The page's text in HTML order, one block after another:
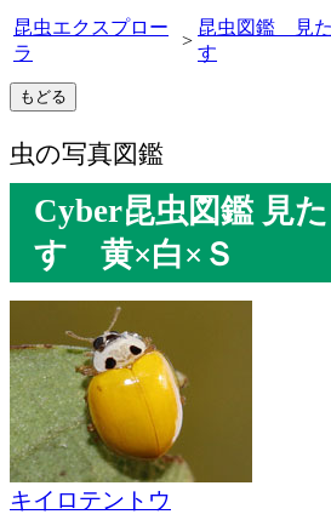
昆虫エクスプロー
ラ
>
昆虫図鑑 見
す
虫の写真図鑑
Cyber昆虫図鑑 見
す 黄×白×Ｓ
キイロテントウ